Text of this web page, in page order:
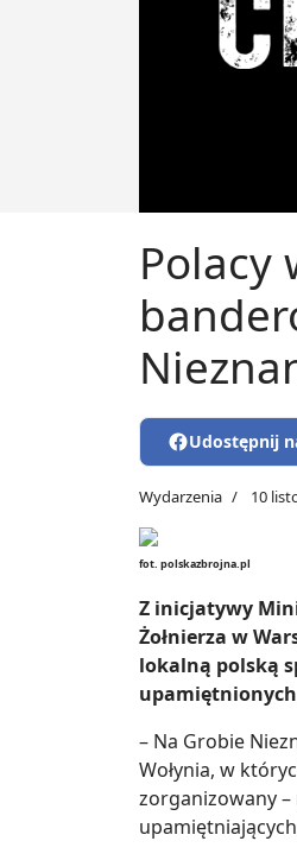
Polacy
Udostępnij
Wydarzenia 10
fot. polskazbrojna.pl
Z inicjatywy
Żołnierza w
lokalną polską
upamiętnionych
– Na Grobie
Wołynia, w
zorganizowany